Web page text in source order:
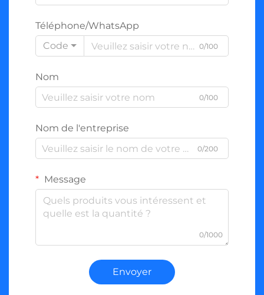
Téléphone/WhatsApp
Code
0/100
Nom
0/100
Nom de l'entreprise
0/200
Message
0/1000
Envoyer